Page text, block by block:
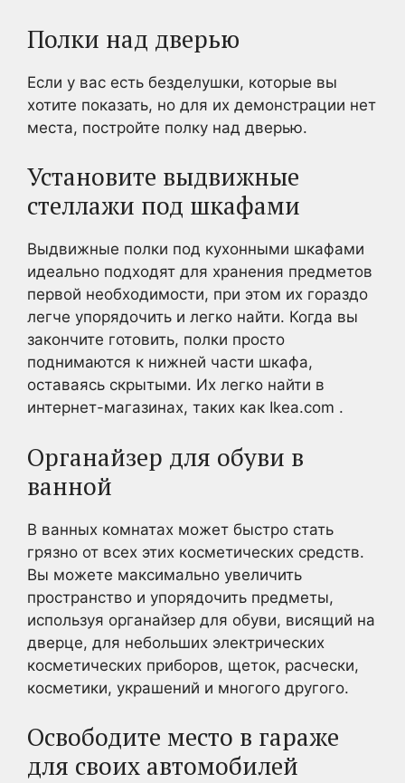
Полки над дверью
Если у вас есть безделушки, которые вы
хотите показать, но для их демонстрации нет
места, постройте полку над дверью.
Установите выдвижные
стеллажи под шкафами
Выдвижные полки под кухонными шкафами
идеально подходят для хранения предметов
первой необходимости, при этом их гораздо
легче упорядочить и легко найти. Когда вы
закончите готовить, полки просто
поднимаются к нижней части шкафа,
оставаясь скрытыми. Их легко найти в
интернет-магазинах, таких как Ikea.com .
Органайзер для обуви в
ванной
В ванных комнатах может быстро стать
грязно от всех этих косметических средств.
Вы можете максимально увеличить
пространство и упорядочить предметы,
используя органайзер для обуви, висящий на
дверце, для небольших электрических
косметических приборов, щеток, расчески,
косметики, украшений и многого другого.
Освободите место в гараже
для своих автомобилей